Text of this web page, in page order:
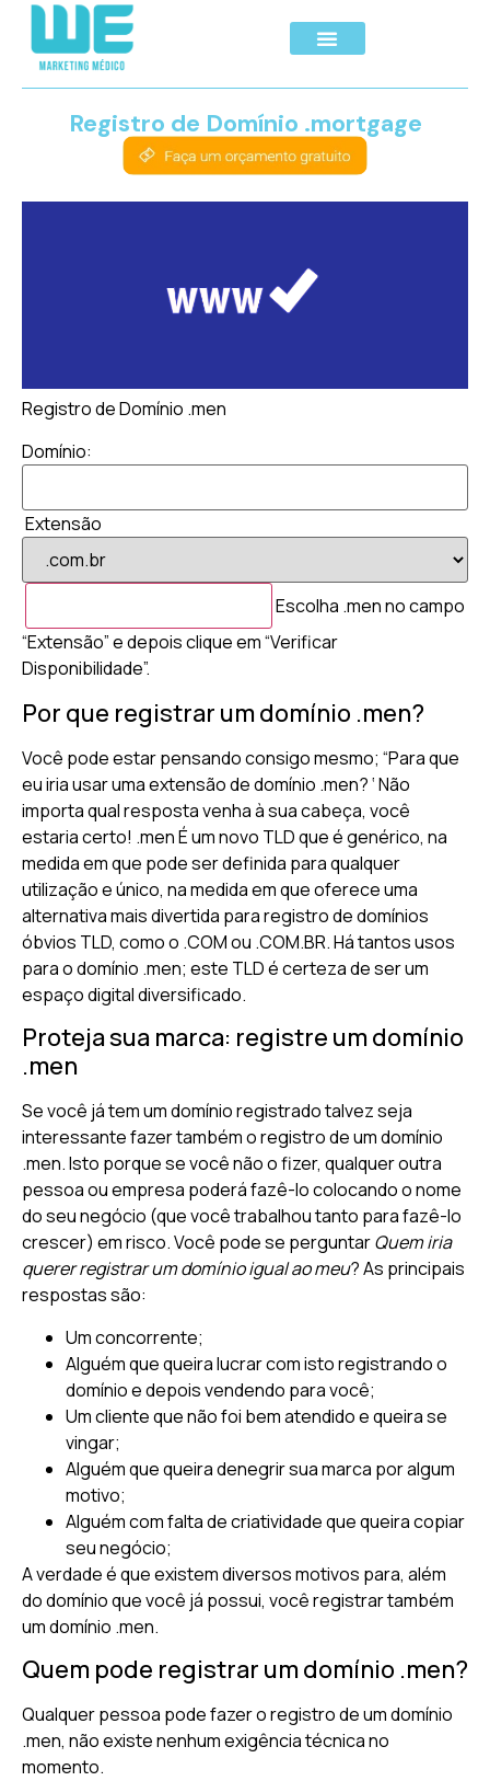
Registro de Domínio .mortgage
Registro de Domínio .men
Domínio:
Extensão
Escolha .men no campo
“Extensão” e depois clique em “Verificar
Disponibilidade”.
Por que registrar um domínio .men?
Você pode estar pensando consigo mesmo; “Para que
eu iria usar uma extensão de domínio .men? ‘ Não
importa qual resposta venha à sua cabeça, você
estaria certo! .men É um novo TLD que é genérico, na
medida em que pode ser definida para qualquer
utilização e único, na medida em que oferece uma
alternativa mais divertida para registro de domínios
óbvios TLD, como o .COM ou .COM.BR. Há tantos usos
para o domínio .men; este TLD é certeza de ser um
espaço digital diversificado.
Proteja sua marca: registre um domínio
.men
Se você já tem um domínio registrado talvez seja
interessante fazer também o registro de um domínio
.men. Isto porque se você não o fizer, qualquer outra
pessoa ou empresa poderá fazê-lo colocando o nome
do seu negócio (que você trabalhou tanto para fazê-lo
crescer) em risco. Você pode se perguntarQuem iria
querer registrar um domínio igual ao meu? As principais
respostas são:
Um concorrente;
Alguém que queira lucrar com isto registrando o
domínio e depois vendendo para você;
Um cliente que não foi bem atendido e queira se
vingar;
Alguém que queira denegrir sua marca por algum
motivo;
Alguém com falta de criatividade que queira copiar
seu negócio;
A verdade é que existem diversos motivos para, além
do domínio que você já possui, você registrar também
um domínio .men.
Quem pode registrar um domínio .men?
Qualquer pessoa pode fazer o registro de um domínio
.men, não existe nenhum exigência técnica no
momento.